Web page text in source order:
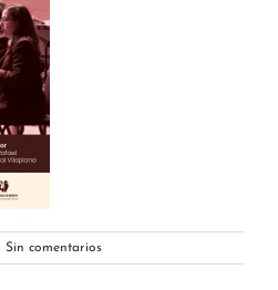
Sin comentarios